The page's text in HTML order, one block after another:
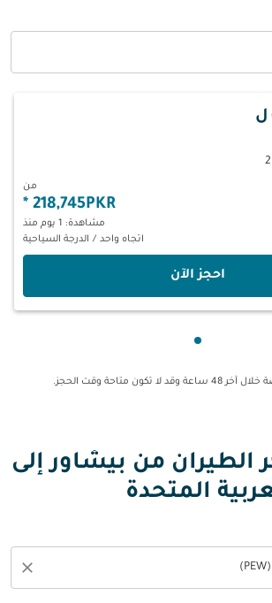
ل
من
218,745PKR
*
مشاهدة: 1 يوم منذ
اتجاه واحد / الدرجة السياحية
‫احجز الآن‬
متاحة وقت الحجز.
الطيران من بيشاور إلى
المتحدة
close